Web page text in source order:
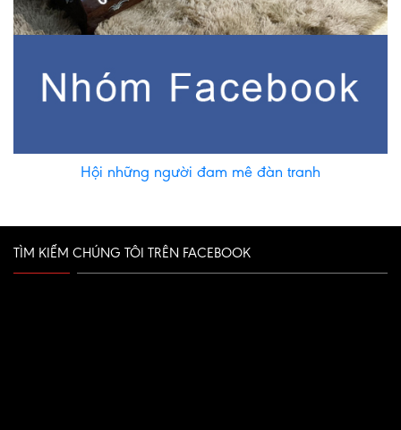
Hội những người đam mê đàn tranh
TÌM KIẾM CHÚNG TÔI TRÊN FACEBOOK